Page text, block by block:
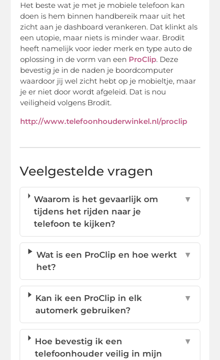
Het beste wat je met je mobiele telefoon kan
doen is hem binnen handbereik maar uit het
zicht aan je dashboard verankeren. Dat klinkt als
een utopie, maar niets is minder waar. Brodit
heeft namelijk voor ieder merk en type auto de
oplossing in de vorm van een ProClip. Deze
bevestig je in de naden je boordcomputer
waardoor jij wel zicht hebt op je mobieltje, maar
je er niet door wordt afgeleid. Dat is nou
veiligheid volgens Brodit.
http://www.telefoonhouderwinkel.nl/proclip
Veelgestelde vragen
Waarom is het gevaarlijk om
tijdens het rijden naar je
telefoon te kijken?
▼
Wat is een ProClip en hoe werkt
het?
▼
Kan ik een ProClip in elk
automerk gebruiken?
▼
Hoe bevestig ik een
telefoonhouder veilig in mijn
▼